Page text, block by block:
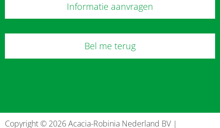
Informatie aanvragen
Bel me terug
Copyright © 2026 Acacia-Robinia Nederland BV |